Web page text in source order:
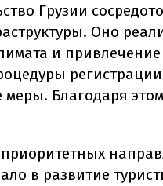
Грузии
Оно
и
Благодаря
в развитие